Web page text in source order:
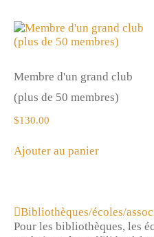
Membre d'un grand club
(plus de 50 membres)
$130.00
Ajouter au panier
Bibliothèques/écoles/
Pour les bibliothèques, les